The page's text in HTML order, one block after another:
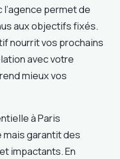
permet de
aux objectifs fixés.
nourrit vos prochains
avec votre
mieux vos
à Paris
mais garantit des
impactants. En